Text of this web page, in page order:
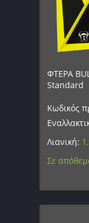
ΦΤΕΡΑ
Standard
Κωδικός
Λιανική:
Σε